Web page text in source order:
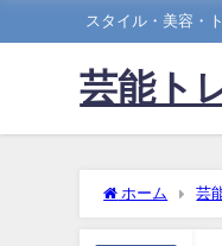
スタイル・美容・
芸能ト
ホーム 芸